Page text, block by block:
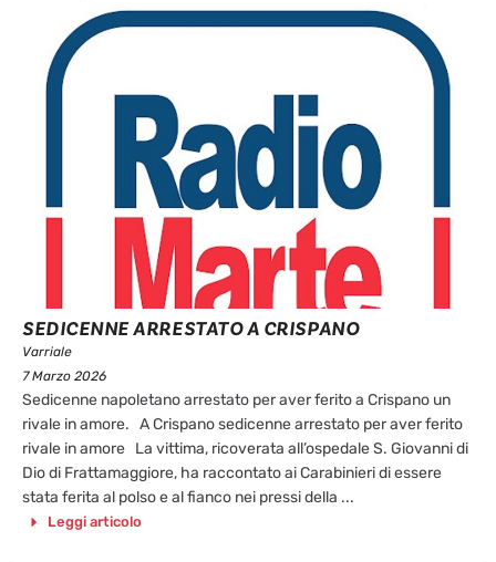
SEDICENNE ARRESTATO A CRISPANO
Varriale
7 Marzo 2026
Sedicenne napoletano arrestato per aver ferito a Crispano un
rivale in amore. A Crispano sedicenne arrestato per aver ferito
rivale in amore La vittima, ricoverata all’ospedale S. Giovanni di
Dio di Frattamaggiore, ha raccontato ai Carabinieri di essere
stata ferita al polso e al fianco nei pressi della ...
Leggi articolo